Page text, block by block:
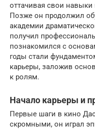
оттачивая свои
Позже он продолжил
академии
получил
познакомился с
годы стали
карьеры, заложив
к ролям.
Начало карьеры и
Первые шаги в кино
скромными, он играл